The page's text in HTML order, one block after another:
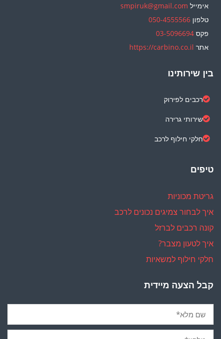
אימייל smpiruk@gmail.com
טלפון 050-4555566
פקס 03-5096694
אתר https://carbino.co.il
בין שירותינו
רכבים לפירוק
שירותי גרירה
חלקי חילוף לרכב
טיפים
גריטת מכוניות
איך לבחור צמיגים נכונים לרכב
קונה רכבים לברזל
איך לטעון מצבר?
חלקי חילוף למשאיות
קבל הצעה מיידית